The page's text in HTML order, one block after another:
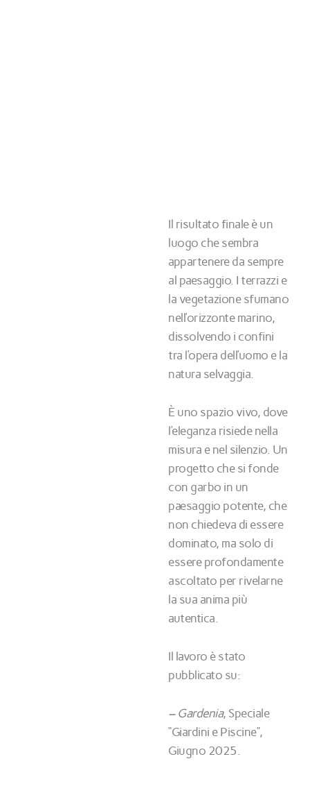
Il risultato finale è un
luogo che sembra
appartenere da sempre
al paesaggio. I terrazzi e
la vegetazione sfumano
nell’orizzonte marino,
dissolvendo i confini
tra l’opera dell’uomo e la
natura selvaggia.
È uno spazio vivo, dove
l’eleganza risiede nella
misura e nel silenzio. Un
progetto che si fonde
con garbo in un
paesaggio potente, che
non chiedeva di essere
dominato, ma solo di
essere profondamente
ascoltato per rivelarne
la sua anima più
autentica.
Il lavoro è stato
pubblicato su:
– Gardenia, Speciale
“Giardini e Piscine”,
Giugno 2025.